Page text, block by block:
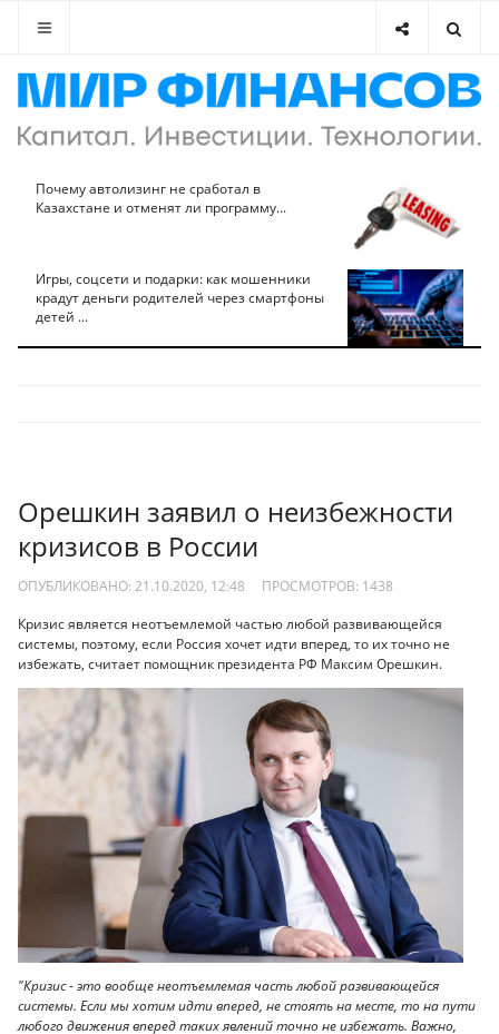
Почему автолизинг не сработал в
Казахстане и отменят ли программу...
Игры, соцсети и подарки: как мошенники
крадут деньги родителей через смартфоны
детей ...
Орешкин заявил о неизбежности
кризисов в России
ОПУБЛИКОВАНО: 21.10.2020, 12:48 ПРОСМОТРОВ: 1438
Кризис является неотъемлемой частью любой развивающейся
системы, поэтому, если Россия хочет идти вперед, то их точно не
избежать, считает помощник президента РФ Максим Орешкин.
"Кризис - это вообще неотъемлемая часть любой развивающейся
системы. Если мы хотим идти вперед, не стоять на месте, то на пути
любого движения вперед таких явлений точно не избежать. Важно,